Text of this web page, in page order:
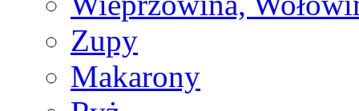
Zupy
Makarony